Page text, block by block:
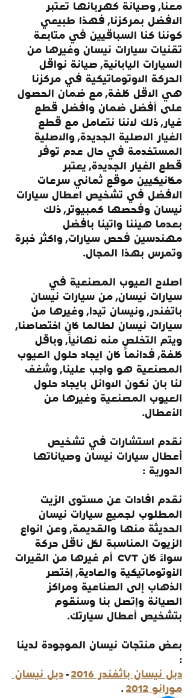
معنا, وصيانة كهربائها تعتبر
الافضل بمركزنا, فهذا طبيعي
كوننا كنا السباقيين في متابعة
تقنيات سيارات نيسان وغيرها من
السيارات اليابانية, صيانة نواقل
الحركة الاوتوماتيكية في مركزنا
هي الاقل كلفة, مع ضمان الحصول
على أفضل ضمان وافضل قطع
غيار, ذلك لاننا نتعامل مع قطع
الغيار الاصلية الجديدة, والاصلية
المستخدمة في حال عدم توفر
قطع الغيار الجديدة, يعتبر
مكانيكيين موقع ثماني سرعات
الافضل في تشخيص اعطال سيارات
نيسان وفحصها كمبيوتر, ذلك
بعدما هيئنا واتينا بافضل
مهندسين فحص سيارات, واكثر خبرة
وتمرس بهذا المجال.
اصلاح العيوب المصنعية في
سيارات نيسان, من سيارات نيسان
باتفندر, ونيسان تيدا, وغيرها من
سيارات نيسان لطالما كان اختصاصنا,
ويتم التخلص منه نهائياً, وباقل
كلفة, فدائماً كان ايجاد حلول العيوب
المصنعية هو واجب علينا, وشغف
لنا بان نكون الاوائل بايجاد حلول
العيوب المصنعية وغيرها من
الأعطال.
نقدم استشارات في تشخيص
أعطال سيارات نيسان وصياناتها
الدورية :
نقدم افادات عن مستوى الزيت
المطلوب لجميع سيارات نيسان
الحديثة منها والقديمة, وعن انواع
الزيوت المناسبة لكل ناقل حركة
سواءً كان CVT  أم غيرها من القيرات
الأوتوماتيكية والعادية, إختصر
الذهاب إلى الصناعية ومراكز
الصيانة وإتصل بنا وسنقوم
بتشخيص أعطال سيارتك.
بعض منتجات نيسان الموجودة لدينا
:
دبل نيسان باثفندر 2016
- دبل نيسان
مورانو 2012
.